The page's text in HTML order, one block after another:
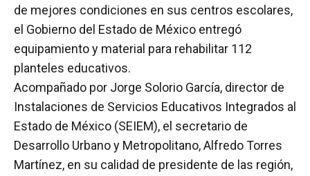
de mejores condiciones en sus centros escolares,
el Gobierno del Estado de México entregó
equipamiento y material para rehabilitar 112
planteles educativos.
Acompañado por Jorge Solorio García, director de
Instalaciones de Servicios Educativos Integrados al
Estado de México (SEIEM), el secretario de
Desarrollo Urbano y Metropolitano, Alfredo Torres
Martínez, en su calidad de presidente de las región,